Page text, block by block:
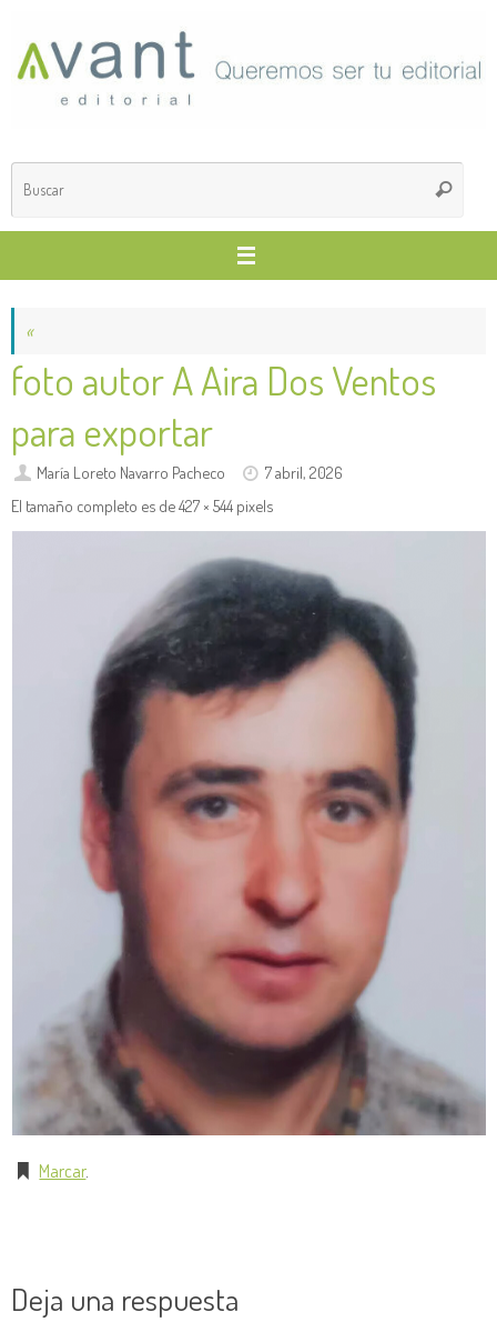
contenido
Buscar
«
foto autor A Aira Dos Ventos
para exportar
María Loreto Navarro Pacheco
7 abril, 2026
El tamaño completo es de427 × 544 pixels
Marcar.
Deja una respuesta